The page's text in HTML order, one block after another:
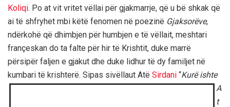
Koliqi. Po at vit vritet vëllai për gjakmarrje, që u bë shkak që
ai të shfryhet mbi këtë fenomen në poezinë Gjaksorëve,
ndërkohë që dhimbjen për humbjen e të vëllait, meshtari
françeskan do ta falte për hir të Krishtit, duke marrë
përsipër faljen e gjakut dhe duke lidhur të dy familjet në
kumbari të krishterë. Sipas sivëllaut Atë Sirdani “Kurë ishte
A
t